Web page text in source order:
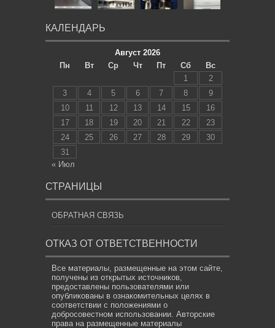
КАЛЕНДАРЬ
Август 2026
Пн
Вт Ср Чт Пт Сб
Вс
1
2
3
4 5 6 7 8
9
10
11 12 13 14 15
16
17
18 19 20 21 22
23
24
25 26 27 28 29
30
31
« Июл
СТРАНИЦЫ
ОБРАТНАЯ СВЯЗЬ
ОТКАЗ ОТ ОТВЕТСТВЕННОСТИ
Все материалы, размещенные на этом сайте,
получены из открытых источников,
предоставлены пользователями или
опубликованы в ознакомительных целях в
соответствии с положениями о
добросовестном использовании. Авторские
права на размещенные материалы